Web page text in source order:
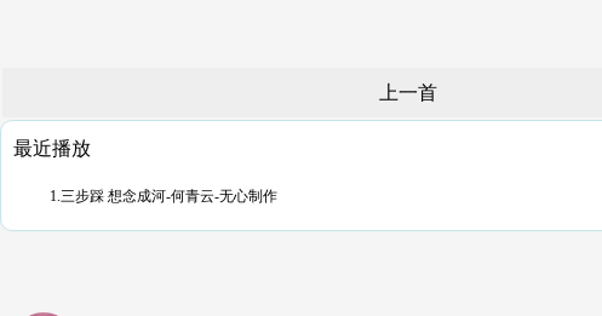
上一首
最近播放
1.三步踩 想念成河-何青云-无心制作